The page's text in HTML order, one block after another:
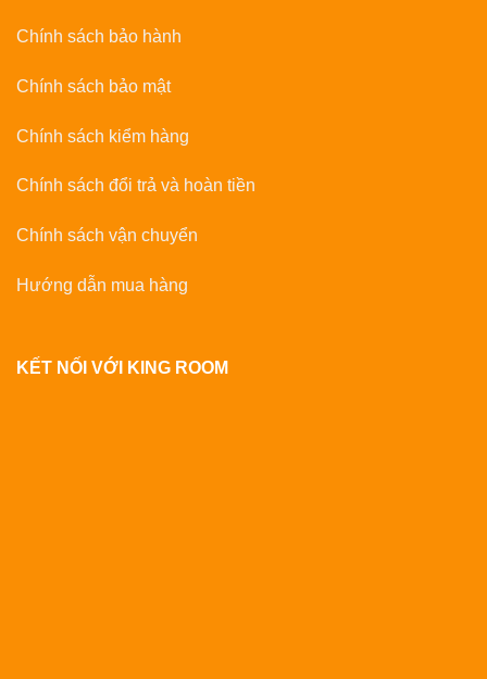
Chính sách bảo hành
Chính sách bảo mật
Chính sách kiểm hàng
Chính sách đổi trả và hoàn tiền
Chính sách vận chuyển
Hướng dẫn mua hàng
KẾT NỐI VỚI KING ROOM